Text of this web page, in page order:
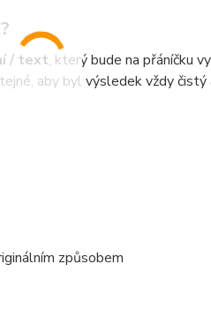
/ text, který bude na přáníčku
aby byl výsledek vždy čistý
způsobem